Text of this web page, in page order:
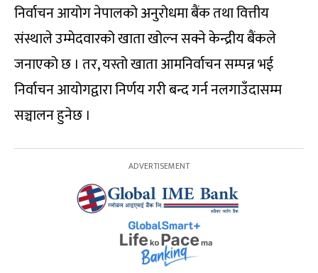
निर्वाचन आयोग नेपालको अनुरोधमा बैंक तथा वित्तीय
संस्थाले उम्मेदवारको खाता खोल्न सक्ने केन्द्रीय बैंकले
जनाएको छ । तर, यस्तो खाता आमनिर्वाचन सम्पन्न भई
निर्वाचन आयोगद्वारा निर्णय गरी बन्द गर्न नलगाउँदासम्म
सञ्चालन हुनेछ ।